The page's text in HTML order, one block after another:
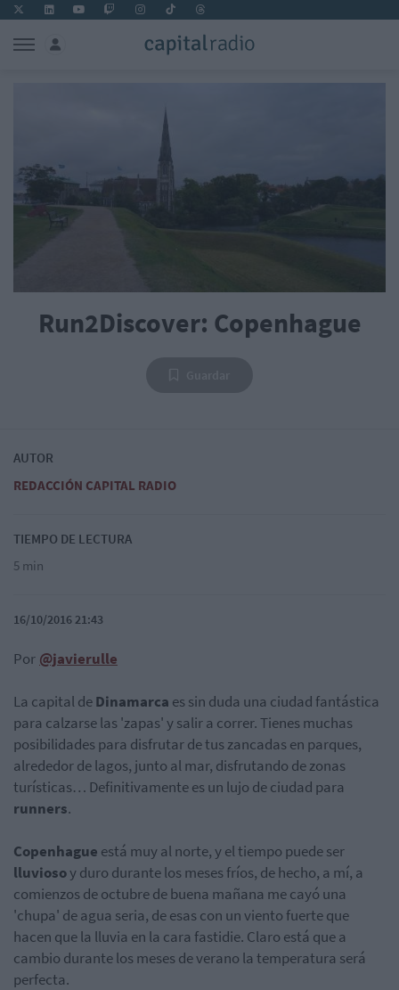
Run2Discover: Copenhague
AUTOR
REDACCIÓN CAPITAL RADIO
TIEMPO DE LECTURA
5 min
16/10/2016 21:43
Por @javierulle
La capital deDinamarca es sin duda una ciudad fantástica
para calzarse las 'zapas' y salir a correr. Tienes muchas
posibilidades para disfrutar de tus zancadas en parques,
alrededor de lagos, junto al mar, disfrutando de zonas
turísticas… Definitivamente es un lujo de ciudad para
runners.
Copenhague está muy al norte, y el tiempo puede ser
lluviosoy duro durante los meses fríos, de hecho, a mí, a
comienzos de octubre de buena mañana me cayó una
'chupa' de agua seria, de esas con un viento fuerte que
hacen que la lluvia en la cara fastidie. Claro está que a
cambio durante los meses de verano la temperatura será
perfecta.